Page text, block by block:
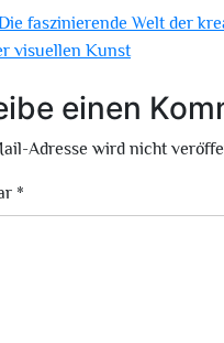
faszinierende Welt der
visuellen Kunst
einen
Adresse wird nicht
*